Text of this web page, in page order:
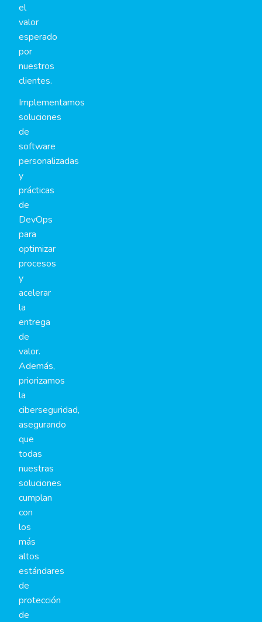
el
valor
esperado
por
nuestros
clientes.
Implementamos
soluciones
de
software
personalizadas
y
prácticas
de
DevOps
para
optimizar
procesos
y
acelerar
la
entrega
de
valor.
Además,
priorizamos
la
ciberseguridad,
asegurando
que
todas
nuestras
soluciones
cumplan
con
los
más
altos
estándares
de
protección
de